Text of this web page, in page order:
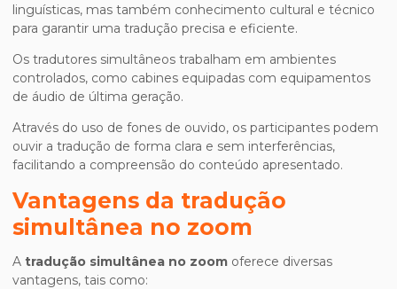
linguísticas, mas também conhecimento cultural e técnico
para garantir uma tradução precisa e eficiente.
Os tradutores simultâneos trabalham em ambientes
controlados, como cabines equipadas com equipamentos
de áudio de última geração.
Através do uso de fones de ouvido, os participantes podem
ouvir a tradução de forma clara e sem interferências,
facilitando a compreensão do conteúdo apresentado.
Vantagens da tradução
simultânea no zoom
A tradução simultânea no zoom oferece diversas
vantagens, tais como: